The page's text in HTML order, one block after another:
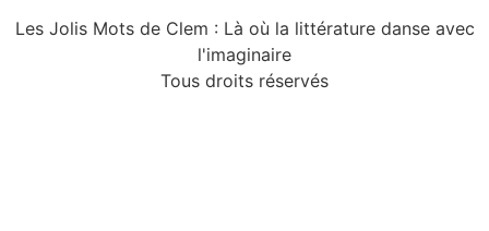
Les Jolis Mots de Clem : Là où la littérature danse avec
l'imaginaire
Tous droits réservés